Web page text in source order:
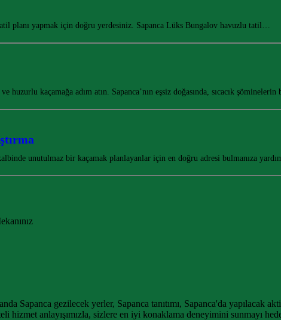
planı yapmak için doğru yerdesiniz. Sapanca Lüks Bungalov havuzlu tatil…
kaçamağa adım atın. Sapanca’nın eşsiz doğasında, sıcacık
unutulmaz bir kaçamak planlayanlar için en doğru adresi bulmanıza
Sapanca gezilecek yerler, Sapanca tanıtımı, Sapanca'da
hizmet anlayışımızla, sizlere en iyi konaklama deneyimini sunmayı